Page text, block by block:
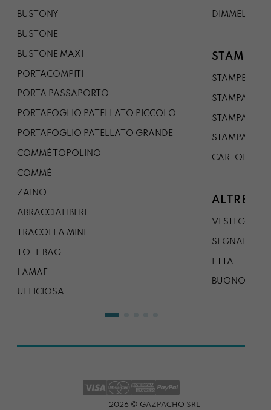
BUSTONY
BUSTONE
BUSTONE MAXI
PORTACOMPITI
PORTA PASSAPORTO
PORTAFOGLIO PATELLATO PICCOLO
PORTAFOGLIO PATELLATO GRANDE
COMMÉ TOPOLINO
COMMÉ
ZAINO
ABRACCIALIBERE
TRACOLLA MINI
TOTE BAG
LAMAE
UFFICIOSA
DIMMELO
STAMPE
STAMPE A5
STAMPA A3
STAMPA A1
STAMPA A0
CARTOLINA
ALTRE
VESTI
SEGNALIBRO
ETTA
BUONO
2026 © GAZPACHO SRL